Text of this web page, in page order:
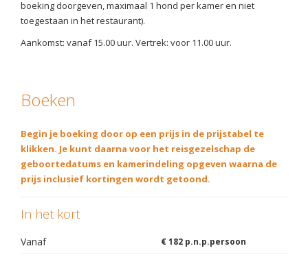
boeking doorgeven, maximaal 1 hond per kamer en niet
toegestaan in het restaurant).
Aankomst: vanaf 15.00 uur. Vertrek: voor 11.00 uur.
Boeken
Begin je boeking door op een prijs in de prijstabel te
klikken. Je kunt daarna voor het reisgezelschap de
geboortedatums en kamerindeling opgeven waarna de
prijs inclusief kortingen wordt getoond.
In het kort
Vanaf € 182 p.n.p.persoon